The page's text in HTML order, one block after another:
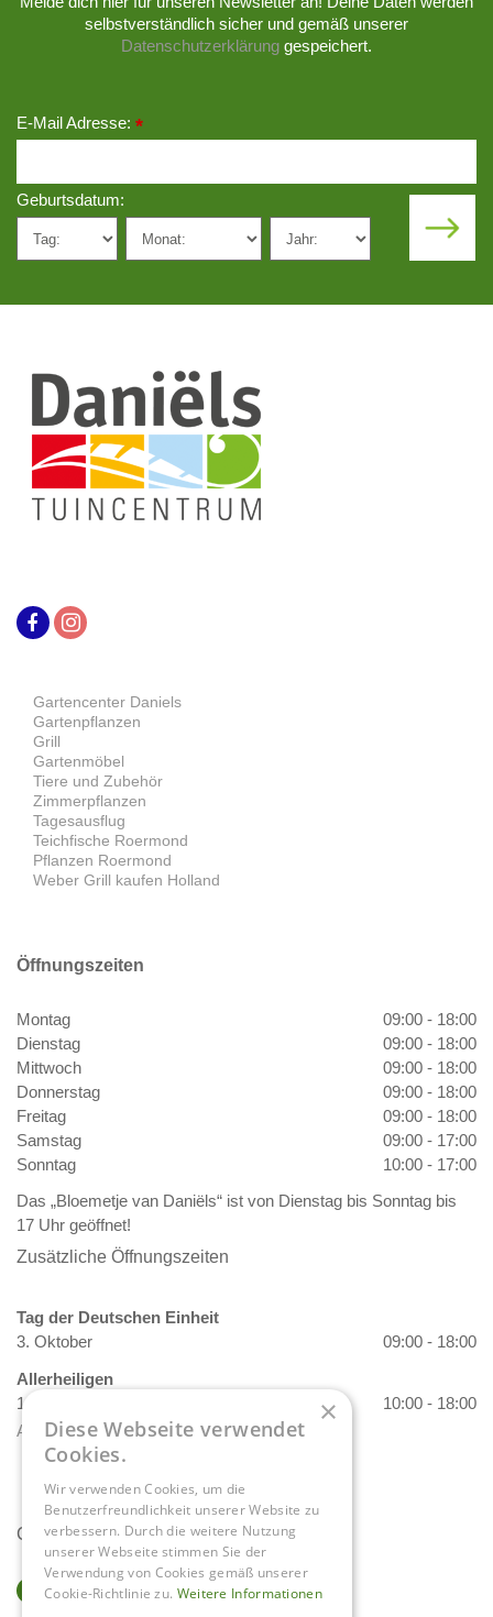
selbstverständlich sicher und gemäß unserer
Datenschutzerklärung gespeichert.
E-Mail Adresse: *
Geburtsdatum:
Gartencenter Daniels
Gartenpflanzen
Grill
Gartenmöbel
Tiere und Zubehör
Zimmerpflanzen
Tagesausflug
Teichfische Roermond
Pflanzen Roermond
Weber Grill kaufen Holland
Öffnungszeiten
Montag
09:00 - 18:00
Dienstag
09:00 - 18:00
Mittwoch
09:00 - 18:00
Donnerstag
09:00 - 18:00
Freitag
09:00 - 18:00
Samstag
09:00 - 17:00
Sonntag
10:00 - 17:00
Das „Bloemetje van Daniëls“ ist von Dienstag bis Sonntag bis
17 Uhr geöffnet!
Zusätzliche Öffnungszeiten
Tag der Deutschen Einheit
3. Oktober
09:00 - 18:00
Allerheiligen
1. November
10:00 - 18:00
Alle Öffnungszeiten anzeigen
Contact
Gartencenter Daniëls
×
Diese Webseite verwendet
Cookies.
Wir verwenden Cookies, um die
Benutzerfreundlichkeit unserer Website zu
verbessern. Durch die weitere Nutzung
unserer Webseite stimmen Sie der
Verwendung von Cookies gemäß unserer
Cookie-Richtlinie zu. Weitere Informationen